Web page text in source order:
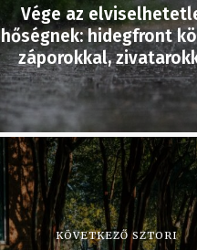
Vége az
hőségnek: hidegfront
záporokkal,
KÖVETKEZŐ SZTORI